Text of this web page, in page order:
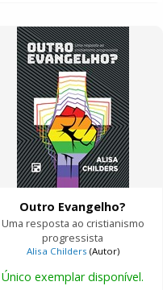
Outro Evangelho?
Uma resposta ao cristianismo
progressista
Alisa Childers (Autor)
Único exemplar disponível.